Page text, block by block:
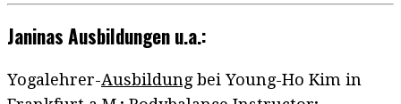
Janinas Ausbildungen u.a.:
Yogalehrer-Ausbildungbei Young-Ho Kim in